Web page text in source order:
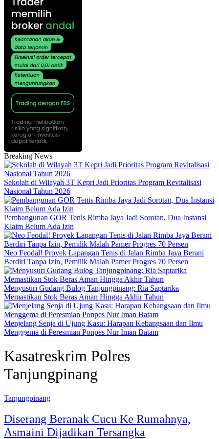
Breaking News
Sekolah di Wilayah 3T Kepri Jadi Prioritas Program Revitalisasi
Nasional Tahun 2026
Pembangunan GOR Tenis Rimba Jaya Jadi Sorotan, Dua Instansi
Klaim Belum Ada Izin
Neo Feodal! Proyek Lapangan Tenis di Jalan Rimba Jaya Berani
Berdiri Tanpa Izin, Pemilik Malah Pamer Progres 70 Persen
Menyusuri Gudang Bulog Tanjungpinang: Ria Saptarika
Memastikan Stok Beras Aman Hingga Akhir Tahun
Menjelang Senja di Ujung Kasu: Harapan Kebangsaan dan Ilmu
Menggema di Peresmian Ponpes Nur Iman Batam
Kasatreskrim Polres
Tanjungpinang
Tanjungpinang
Diserang Beranak Cucu Ke Rumahnya,
Asmaini Dijadikan Tersangka